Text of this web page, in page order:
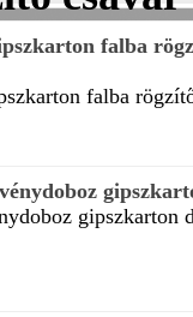
falba
falba
gipszkarton